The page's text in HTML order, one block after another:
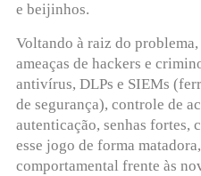
e beijinhos.
Voltando à raiz do
ameaças de hackers e
antivírus, DLPs e SIEMs
de segurança), controle de
autenticação, senhas
esse jogo de forma
comportamental frente às